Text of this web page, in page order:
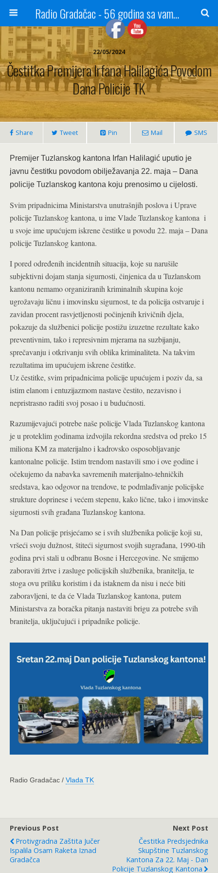
Radio Gradačac - 56 godina sa vama...
22/05/2024
Čestitka Premijera Irfana Halilagića Povodom
Dana Policije TK
Share Tweet Pin Mail SMS
Premijer Tuzlanskog kantona Irfan Halilagić uputio je
javnu čestitku povodom obilježavanja 22. maja – Dana
policije Tuzlanskog kantona koju prenosimo u cijelosti.
Svim pripadnicima Ministarstva unutrašnjih poslova i Uprave
policije Tuzlanskog kantona, u ime Vlade Tuzlanskog kantona i
u svoje ime upućujem iskrene čestitke u povodu 22. maja – Dana
policije Tuzlanskog kantona.
I pored određenih incidentnih situacija, koje su narušile
subjektivni dojam stanja sigurnosti, činjenica da u Tuzlanskom
kantonu nemamo organiziranih kriminalnih skupina koje
ugrožavaju ličnu i imovinsku sigurnost, te da policija ostvaruje i
zavidan procent rasvjetljenosti počinjenih krivičnih djela,
pokazuje da službenici policije postižu izuzetne rezultate kako
preventivnim, tako i represivnim mjerama na suzbijanju,
sprečavanju i otkrivanju svih oblika kriminaliteta. Na takvim
rezultatima im upućujem iskrene čestitke.
Uz čestitke, svim pripadnicima policije upućujem i poziv da, sa
istim elanom i entuzijazmom nastave čestito, nezavisno i
nepristrasno raditi svoj posao i u budućnosti.
Razumijevajući potrebe naše policije Vlada Tuzlanskog kantona
je u proteklim godinama izdvojila rekordna sredstva od preko 15
miliona KM za materijalno i kadrovsko osposobljavanje
kantonalne policije. Istim trendom nastavili smo i ove godine i
očekujemo da nabavka savremenih materijalno-tehničkih
sredstava, kao odgovor na trendove, te podmlađivanje policijske
strukture doprinese i većem stepenu, kako lične, tako i imovinske
sigurnosti svih građana Tuzlanskog kantona.
Na Dan policije prisjećamo se i svih službenika policije koji su,
vršeći svoju dužnost, štiteći sigurnost svojih sugrađana, 1990-tih
godina prvi stali u odbranu Bosne i Hercegovine. Ne smijemo
zaboraviti žrtve i zasluge policijskih službenika, branitelja, te
stoga ovu priliku koristim i da istaknem da nisu i neće biti
zaboravljeni, te da će Vlada Tuzlanskog kantona, putem
Ministarstva za boračka pitanja nastaviti brigu za potrebe svih
branitelja, uključujući i pripadnike policije.
Radio Gradačac / Vlada TK
Previous Post
Protivgradna Zaštita Jučer
Ispalila Osam Raketa Iznad
Gradačca
Next Post
Čestitka Predsjednika
Skupštine Tuzlanskog
Kantona Za 22. Maj - Dan
Policije Tuzlanskog Kantona